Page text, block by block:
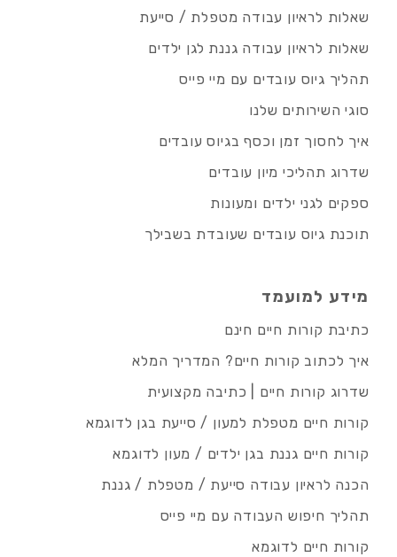
שאלות לראיון עבודה מטפלת / סייעת
שאלות לראיון עבודה גננת לגן ילדים
תהליך גיוס עובדים עם מיי פייס
סוגי השירותים שלנו
איך לחסוך זמן וכסף בגיוס עובדים
שדרוג תהליכי מיון עובדים
ספקים לגני ילדים ומעונות
תוכנת גיוס עובדים שעובדת בשבילך
מידע למועמד
כתיבת קורות חיים חינם
איך לכתוב קורות חיים? המדריך המלא
שדרוג קורות חיים | כתיבה מקצועית
קורות חיים מטפלת למעון / סייעת בגן לדוגמא
קורות חיים גננת בגן ילדים / מעון לדוגמא
הכנה לראיון עבודה סייעת / מטפלת / גננת
תהליך חיפוש העבודה עם מיי פייס
קורות חיים לדוגמא